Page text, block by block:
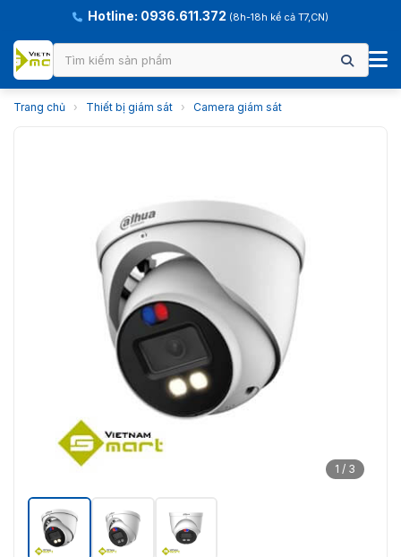
Hotline: 0936.611.372 (8h-18h kể cả T7,CN)
Trang chủ › Thiết bị giám sát › Camera giám sát
1 / 3